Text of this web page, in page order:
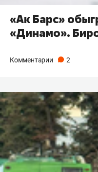
«Ак Барс»
«Динамо».
Комментарии 2